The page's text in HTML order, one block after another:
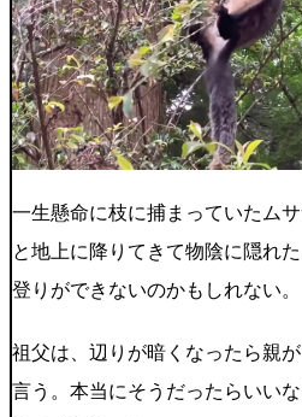
一生懸命に枝に捕まっていたム
と地上に降りてきて物陰に隠れ
登りができないのかもしれない。
祖父は、辺りが暗くなったら親
言う。本当にそうだったらいい